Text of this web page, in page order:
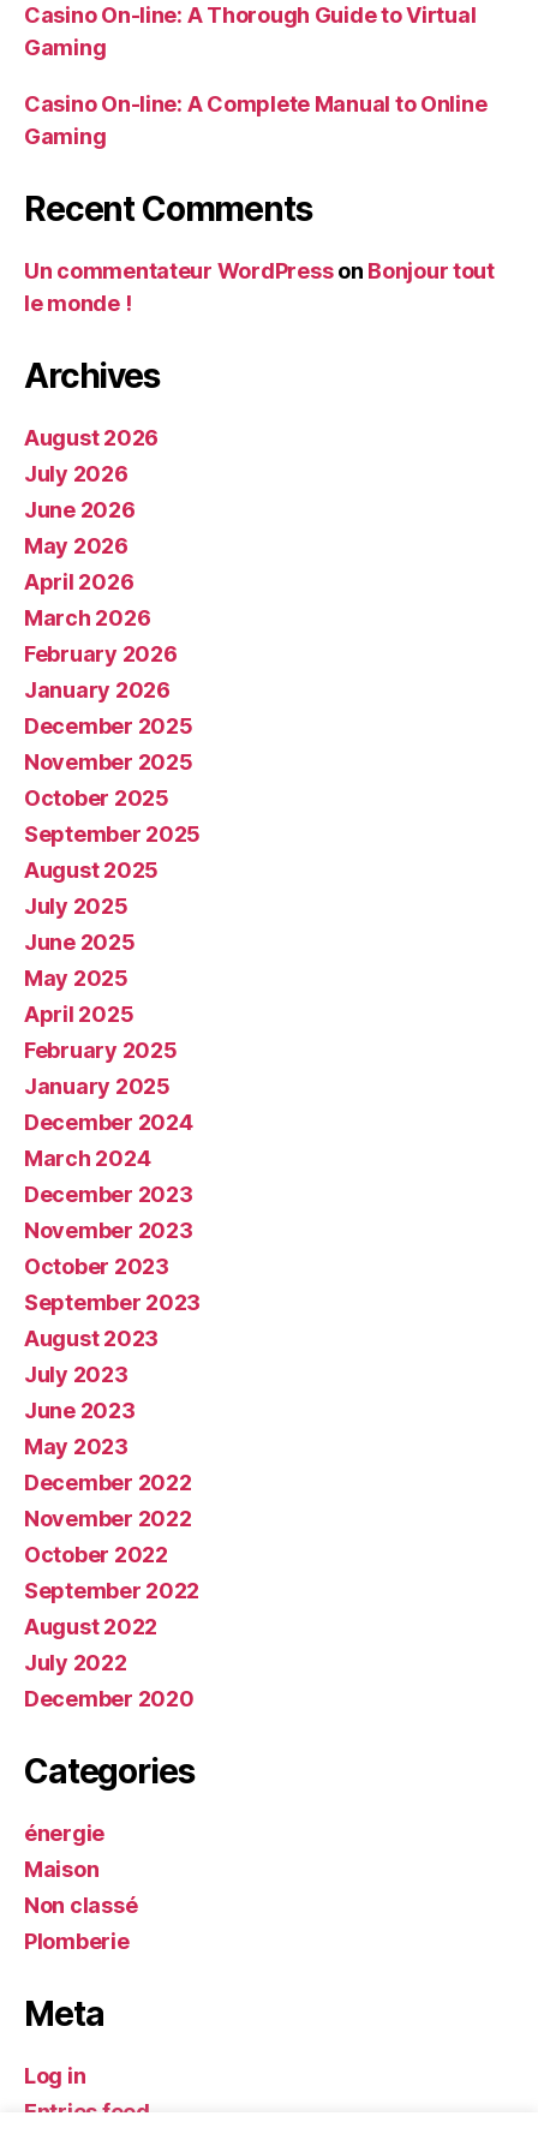
Casino On-line: A Thorough Guide to Virtual
Gaming
Casino On-line: A Complete Manual to Online
Gaming
Recent Comments
Un commentateur WordPresson Bonjour tout
le monde !
Archives
August 2026
July 2026
June 2026
May 2026
April 2026
March 2026
February 2026
January 2026
December 2025
November 2025
October 2025
September 2025
August 2025
July 2025
June 2025
May 2025
April 2025
February 2025
January 2025
December 2024
March 2024
December 2023
November 2023
October 2023
September 2023
August 2023
July 2023
June 2023
May 2023
December 2022
November 2022
October 2022
September 2022
August 2022
July 2022
December 2020
Categories
énergie
Maison
Non classé
Plomberie
Meta
Log in
Entries feed